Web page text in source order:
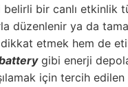
belirli bir canlı etkinlik
düzenlenir ya da
etmek hem de
gibi enerji
için tercih